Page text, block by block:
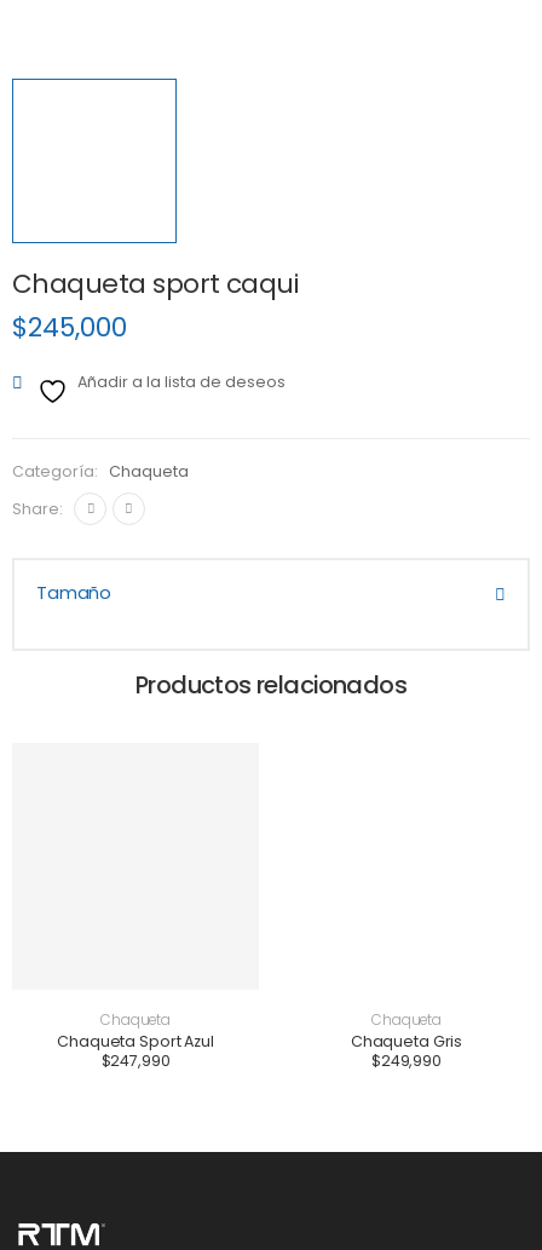
Chaqueta sport caqui
$245,000
Añadir a la lista de deseos
Categoría:
Chaqueta
Share:
Tamaño
Productos relacionados
Chaqueta
Chaqueta Sport Azul
$247,990
Chaqueta
Chaqueta Gris
$249,990